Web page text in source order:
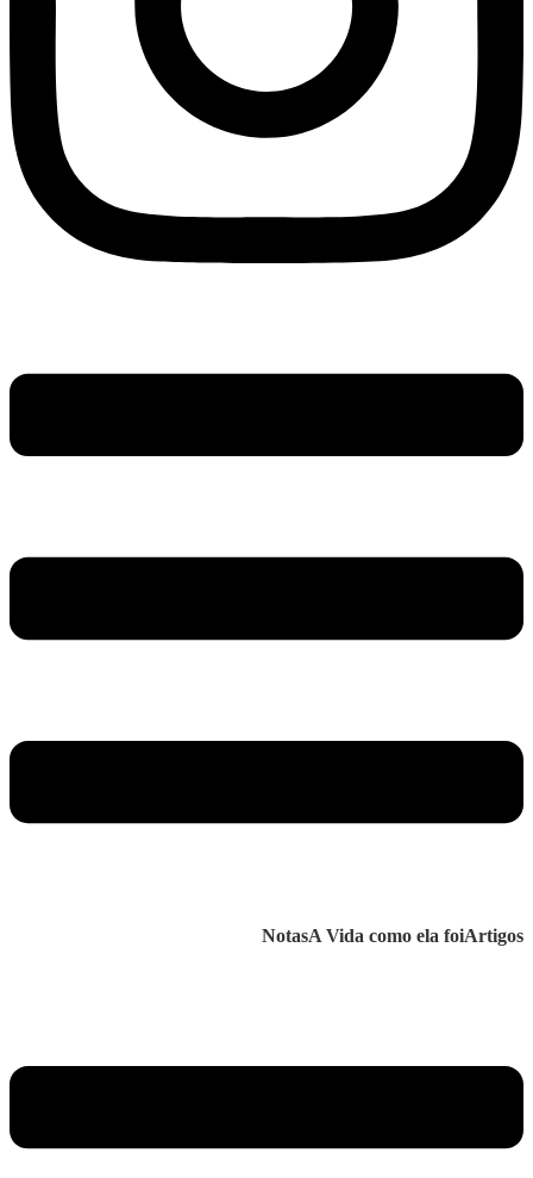
NotasA Vida como ela foiArtigos